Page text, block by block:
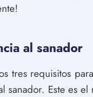
al sanador
tres requisitos
sanador. Este es el